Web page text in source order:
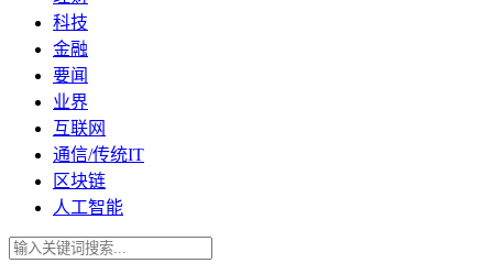
科技
金融
要闻
业界
互联网
通信/传统IT
区块链
人工智能